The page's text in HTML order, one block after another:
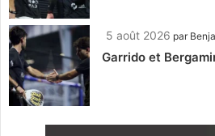
5 août 2026 par
Garrido et